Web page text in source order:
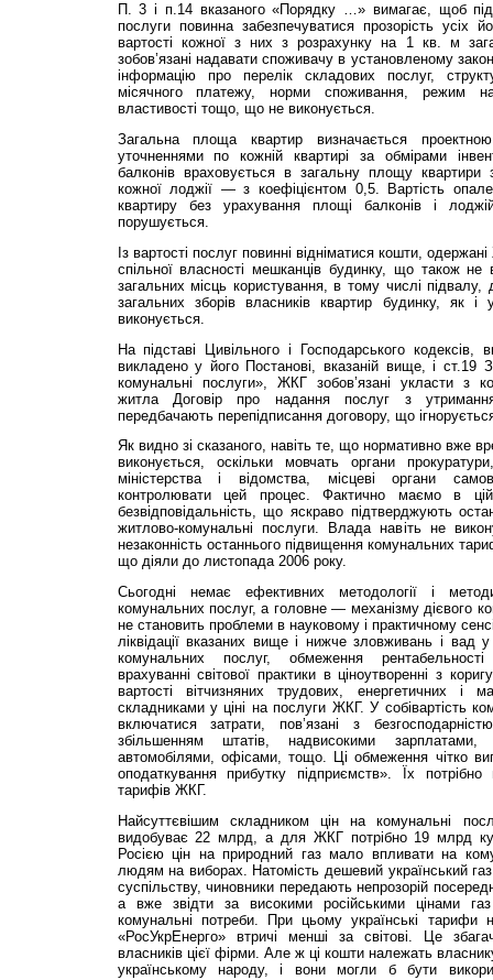
П. 3 і п.14 вказаного «Порядку …» вимагає, щоб
послуги повинна забезпечуватися прозорість усіх
вартості кожної з них з розрахунку на 1 кв. м
зобов’язані надавати споживачу в установленому
інформацію про перелік складових послуг,
місячного платежу, норми споживання, режим
властивості тощо, що не виконується.
Загальна площа квартир визначається
уточненнями по кожній квартирі за обмірами
балконів враховується в загальну площу
кожної лоджії — з коефіцієнтом 0,5. Вар­тість
квартиру без урахування площі бал­конів і
порушується.
Із вартості послуг повинні відніматися кошти,
спільної власності мешканців будинку, що також не
загальних місць користування, в тому числі
загальних зборів власників квартир будинку, як
виконується.
На підставі Цивільного і Господарського
викладено у його Постанові, вказаній вище, і ст.19
комунальні послуги», ЖКГ зобов’язані укласти з
житла Договір про надання послуг з
передбачають перепідписання договору, що
Як видно зі сказаного, навіть те, що нормативно вже
виконується, оскільки мовчать органи
міністерства і відомства, місцеві органи
контролювати цей процес. Фактично маємо в цій
безвідповідальність, що яскраво підтверджують
житлово-комунальні послуги. Влада навіть не
незаконність останнього підвищення комунальних
що діяли до листопада 2006 року.
Сьогодні немає ефективних методології і
комунальних послуг, а головне — механізму дієвого
не становить проблеми в науковому і практичному
ліквідації вказаних вище і нижче зловживань і вад
комунальних послуг, обмеження
врахуванні світової практики в ціноутворенні з
вартості вітчизняних трудових, енергетичних і
складниками у ціні на послуги ЖКГ. У собівартість
включатися затрати, пов’язані з
збільшенням штатів, надвисокими зарплатами,
автомобілями, офісами, тощо. Ці обмеження чітко
оподаткування прибутку підприємств». Їх
тарифів ЖКГ.
Найсуттєвішим складником цін на комунальні
видобуває 22 млрд, а для ЖКГ потрібно 19 млрд
Росією цін на природний газ мало впливати на
людям на виборах. Натомість дешевий український
суспільству, чиновники передають непрозорій
а вже звідти за високими російськими цінами
комунальні потреби. При цьому українські тарифи
«РосУкрЕнерго» втричі менші за світові. Це
власників цієї фірми. Але ж ці кошти належать
українському народу, і вони могли б бути